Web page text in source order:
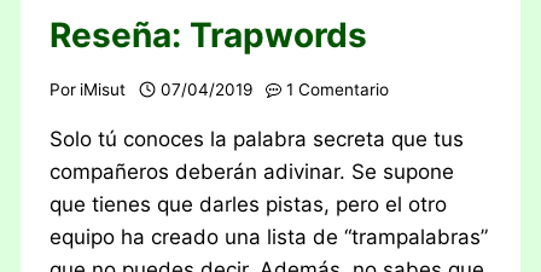
Reseña: Trapwords
Por iMisut 07/04/2019 1 Comentario
Solo tú conoces la palabra secreta que tus
compañeros deberán adivinar. Se supone
que tienes que darles pistas, pero el otro
equipo ha creado una lista de “trampalabras”